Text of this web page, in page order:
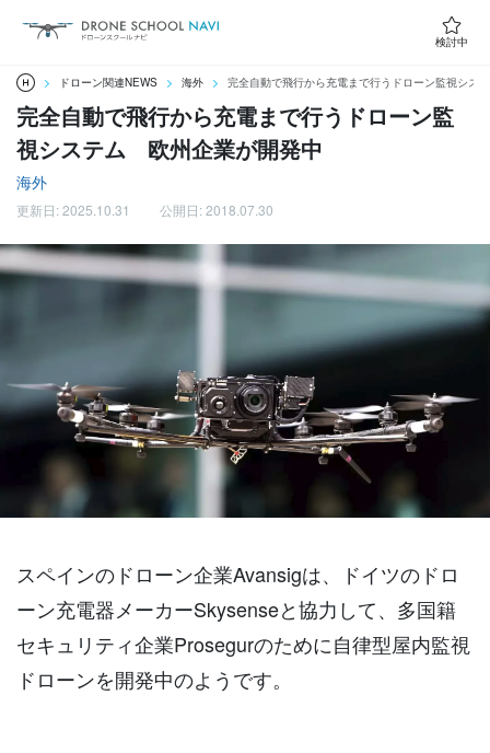
検討中
ドローン関連NEWS 海外 完全自動で飛行から充電まで行うドローン監視シス
完全自動で飛行から充電まで行うドローン監
視システム 欧州企業が開発中
海外
更新日: 2025.10.31 公開日: 2018.07.30
スペインのドローン企業Avansigは、ドイツのドロ
ーン充電器メーカーSkysenseと協力して、多国籍
セキュリティ企業Prosegurのために自律型屋内監視
ドローンを開発中のようです。